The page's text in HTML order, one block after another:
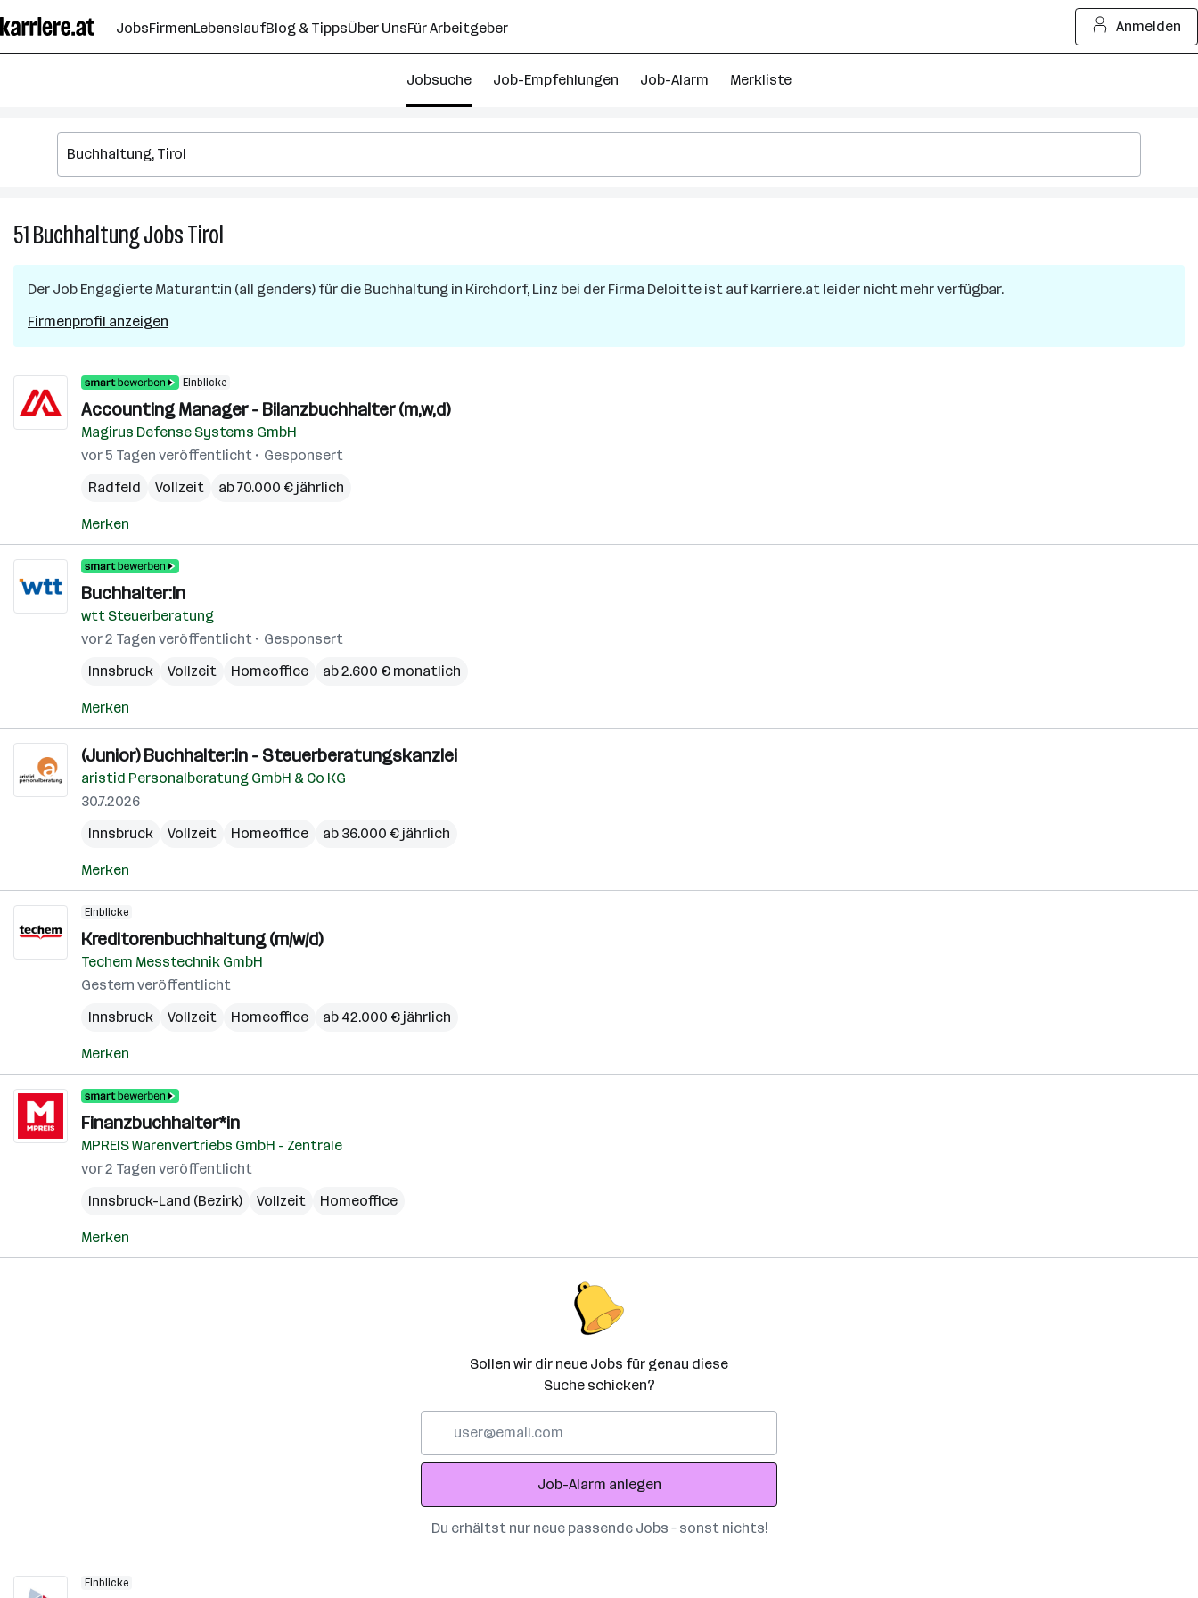
Seiteninhalt
springen
JobsFirmenLebenslaufBlog & TippsÜber UnsFür Arbeitgeber Anmelden
Jobsuche Job-Empfehlungen Job-Alarm Merkliste
51BuchhaltungJobsTirol
in
Der Job Engagierte Maturant:in (all genders) für die Buchhaltung in Kirchdorf, Linz bei der Firma Deloitte ist auf karriere.at leider nicht mehr verfügbar.
Firmenprofil anzeigen
Einblicke
Accounting Manager - Bilanzbuchhalter (m,w,d)
Magirus Defense Systems GmbH
vor 5 Tagen veröffentlicht
Gesponsert
Radfeld
Vollzeit ab 70.000 € jährlich
Merken
Buchhalter:in
wtt Steuerberatung
vor 2 Tagen veröffentlicht
Gesponsert
Innsbruck
Vollzeit Homeoffice ab 2.600 € monatlich
Merken
(Junior) Buchhalter:in - Steuerberatungskanzlei
aristid Personalberatung GmbH & Co KG
30.7.2026
Innsbruck
Vollzeit Homeoffice ab 36.000 € jährlich
Merken
Einblicke
Kreditorenbuchhaltung (m/w/d)
Techem Messtechnik GmbH
Gestern veröffentlicht
Innsbruck
Vollzeit Homeoffice ab 42.000 € jährlich
Merken
Finanzbuchhalter*in
MPREIS Warenvertriebs GmbH - Zentrale
vor 2 Tagen veröffentlicht
Innsbruck-Land (Bezirk)
Vollzeit Homeoffice
Merken
Sollen wir dir neue Jobs für genau diese
Suche schicken?
Adresse
Job-Alarm anlegen
Du erhältst nur neue passende Jobs – sonst nichts!
Einblicke